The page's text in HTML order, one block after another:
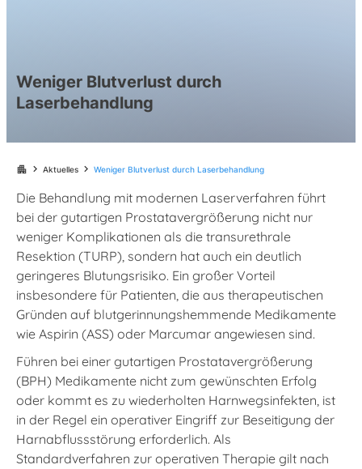
Weniger Blutverlust durch
Laserbehandlung
apartment chevron_right Aktuelles chevron_right Weniger Blutverlust durch Laserbehandlung
Die Behandlung mit modernen Laserverfahren führt
bei der gutartigen Prostatavergrößerung nicht nur
weniger Komplikationen als die transurethrale
Resektion (TURP), sondern hat auch ein deutlich
geringeres Blutungsrisiko. Ein großer Vorteil
insbesondere für Patienten, die aus therapeutischen
Gründen auf blutgerinnungshemmende Medikamente
wie Aspirin (ASS) oder Marcumar angewiesen sind.
Führen bei einer gutartigen Prostatavergrößerung
(BPH) Medikamente nicht zum gewünschten Erfolg
oder kommt es zu wiederholten Harnwegsinfekten, ist
in der Regel ein operativer Eingriff zur Beseitigung der
Harnabflussstörung erforderlich. Als
Standardverfahren zur operativen Therapie gilt nach